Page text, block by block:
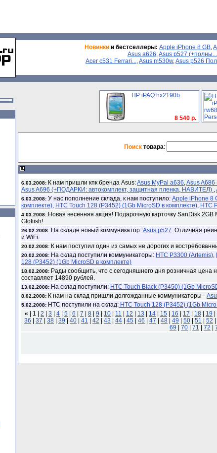
Новинки и бестселлеры: Apple iPhone 8 GB,
Asus a626,Asus p527 (+полны...
Acer с531 Ferrari...,Asus m530w,Asus p526
HP iPAQ hx2190b
8 540 р.
Поиск товара:
6.03.2008: К нам пришли кпк бренда Asus:Asus MyPal a636,Asus
Asus A696 (+ПОДАРКИ: автокомплект, защитная пленка, НАВИТЕЛ) ,
6.03.2008: У нас пополнение склада, к нам поступило: Apple iPhone 8
комплекте), HTC Touch 128 (P3452) (1Gb MicroSD в комплекте), HTC
4.03.2008: Новая весенняя акция! Подарочную карточку SanDisk
Glofiish!
26.02.2008: На складе новый коммуникатор: Asus p527. Отличная
и WiFi.
20.02.2008: К нам поступил один из самых не дорогих и
20.02.2008: На склад поступили коммуникаторы: HTC P3300 (Artemis),
128 (P3452) (1Gb MicroSD в комплекте)
18.02.2008: Рады сообщить, что с сегодняшнего дня розничная цена
составляет 14890 рублей.
13.02.2008: На склад поступили: HTC Touch Black (P3450) (1Gb
8.02.2008: К нам на склад пришли долгожданные коммуникаторы -
5.02.2008: НТС поступили на склад: HTC Touch 128 (P3452) (1Gb
«
1 | 2 3 4 5 6 7 8 9 10 11 12 13 14 15 16 17 18 19
36
37 38 39 40 41 42 43 44 45 46 47 48 49 50 51 52
69
70 71 72